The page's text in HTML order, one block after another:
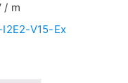
/ m
V15-Ex